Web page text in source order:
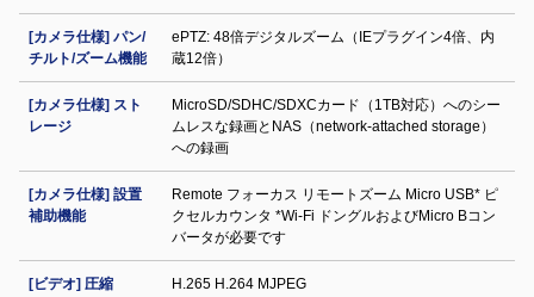
[カメラ仕様] パン/
チルト/ズーム機能
ePTZ: 48倍デジタルズーム（IEプラグイン4倍、内
蔵12倍）
[カメラ仕様] スト
レージ
MicroSD/SDHC/SDXCカード（1TB対応）へのシー
ムレスな録画とNAS（network-attached storage）
への録画
[カメラ仕様] 設置
補助機能
Remote フォーカス リモートズーム Micro USB* ピ
クセルカウンタ *Wi-Fi ドングルおよびMicro Bコン
バータが必要です
[ビデオ] 圧縮 H.265 H.264 MJPEG